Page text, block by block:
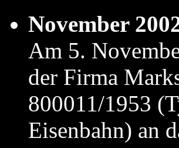
November
Am 5.
der Firma
800011/1953
Eisenbahn) an